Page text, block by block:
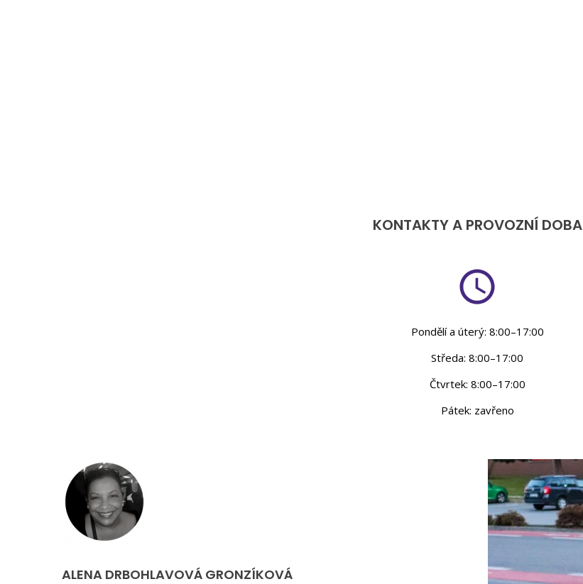
KONTAKTY A PROVOZNÍ DOBA
Pondělí a úterý: 8:00–17:00
Středa: 8:00–17:00
Čtvrtek: 8:00–17:00
Pátek: zavřeno
ALENA DRBOHLAVOVÁ GRONZÍKOVÁ